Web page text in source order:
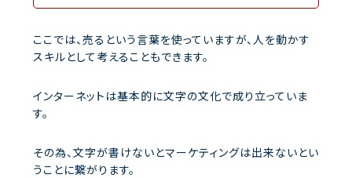
ここでは、売るという言葉を使っていますが、人を動かす
スキルとして考えることもできます。
インターネットは基本的に文字の文化で成り立っていま
す。
その為、文字が書けないとマーケティングは出来ないとい
うことに繋がります。